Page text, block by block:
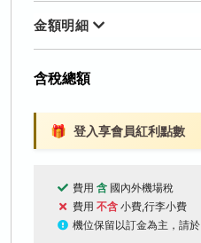
金額明細
含稅總額
🎁 登入享會員紅利點數
費用 含 國內外機場稅
費用 不含 小費,行李小費
機位保留以訂金為主，請於